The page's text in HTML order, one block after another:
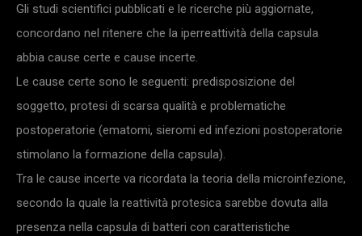
Gli studi scientifici pubblicati e le ricerche più aggiornate,
concordano nel ritenere che la iperreattività della capsula
abbia cause certe e cause incerte.
Le cause certe sono le seguenti: predisposizione del
soggetto, protesi di scarsa qualità e problematiche
postoperatorie (ematomi, sieromi ed infezioni postoperatorie
stimolano la formazione della capsula).
Tra le cause incerte va ricordata la teoria della microinfezione,
secondo la quale la reattività protesica sarebbe dovuta alla
presenza nella capsula di batteri con caratteristiche